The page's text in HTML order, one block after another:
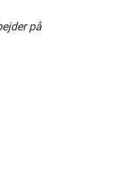
på